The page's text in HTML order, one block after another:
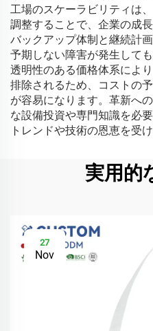
工場のスケーラビリティは
調整することで、企業の成
バックアップ体制と継続計
予期しない障害が発生して
透明性のある価格体系によ
排除されるため、コストの
が容易になります。革新へ
な設備投資や専門知識を必
トレンドや技術の恩恵を受
実用的
27
Nov